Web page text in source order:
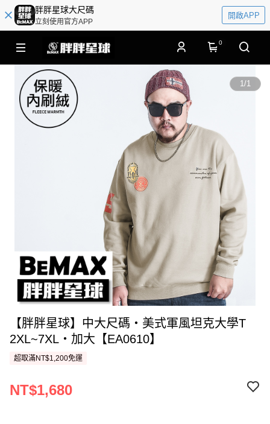
胖胖星球大尺碼
立刻使用官方APP
開啟APP
0
1/1
【胖胖星球】中大尺碼‧美式軍風坦克大學T
2XL~7XL‧加大【EA0610】
超取滿NT$1,200免運
NT$1,680